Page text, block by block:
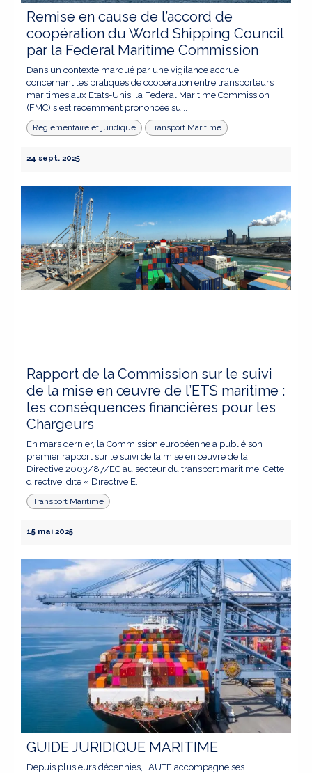
Remise en cause de l’accord de
coopération du World Shipping Council
par la Federal Maritime Commission
Dans un contexte marqué par une vigilance accrue
concernant les pratiques de coopération entre transporteurs
maritimes aux Etats-Unis, la Federal Maritime Commission
(FMC) s'est récemment prononcée su...
Réglementaire et juridique Transport Maritime
24 sept. 2025
Rapport de la Commission sur le suivi
de la mise en œuvre de l’ETS maritime :
les conséquences financières pour les
Chargeurs
En mars dernier, la Commission européenne a publié son
premier rapport sur le suivi de la mise en œuvre de la
Directive 2003/87/EC au secteur du transport maritime. Cette
directive, dite « Directive E...
Transport Maritime
15 mai 2025
GUIDE JURIDIQUE MARITIME
Depuis plusieurs décennies, l’AUTF accompagne ses